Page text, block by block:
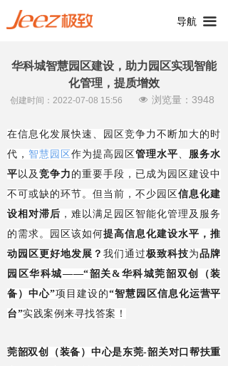
导航 끀
华科城智慧园区建设，助力园区实现智能
化管理，提质增效
在信息化发展快速、园区竞争力不断加大的时
代， 智慧园区作为提高园区管理水平、 服务水
平 以及竞争力 的重要手段，已成为园区建设中
不可或缺的环节。但当前，不少园区信息化建
设相对滞后 ，难以满足园区智能化管理及服务
的需求。园区该如何提高信息化建设水平，推
动园区更好地发展？我们通过极致科技为品牌
园区华科城——“韶关&华科城莞韶双创（装
备）中心”项目建设的“智慧园区信息化运营平
台”实践案例来寻找答案！
莞韶双创（装备）中心是东莞-韶关对口帮扶重
创建时间： 2022-07-08 15:56 넶 浏览量： 3948